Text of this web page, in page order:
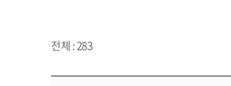
전체 : 283